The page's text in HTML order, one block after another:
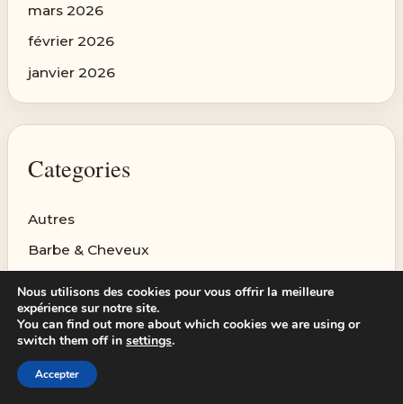
mars 2026
février 2026
janvier 2026
Categories
Autres
Barbe & Cheveux
Lifestyle
Mode
Santé
Nous utilisons des cookies pour vous offrir la meilleure
expérience sur notre site.
You can find out more about which cookies we are using or
switch them off in settings.
Accepter